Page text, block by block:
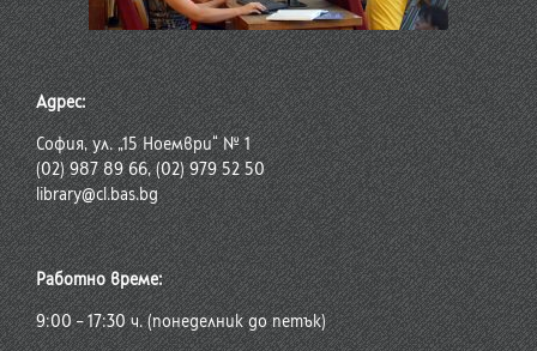
Адрес:
София, ул. „15 Ноември“ № 1
(02) 987 89 66, (02) 979 52 50
library@cl.bas.bg
Работно време:
9:00 – 17:30 ч. (понеделник до петък)